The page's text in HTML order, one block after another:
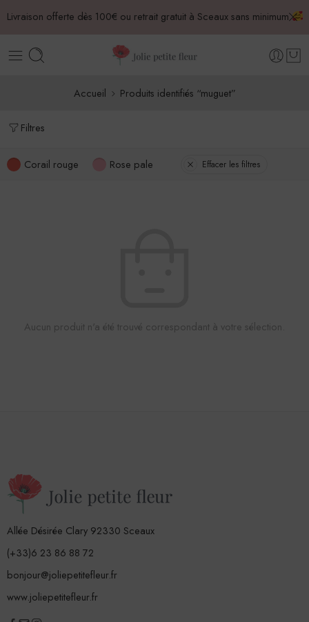
Livraison offerte dès 100€ ou retrait gratuit à Sceaux sans minimum
Accueil Produits identifiés “muguet”
Filtres
Corail rouge Rose pale Effacer les filtres
Aucun produit n'a été trouvé correspondant à votre sélection.
Allée Désirée Clary 92330 Sceaux
(+33)6 23 86 88 72
bonjour@joliepetitefleur.fr
www.joliepetitefleur.fr